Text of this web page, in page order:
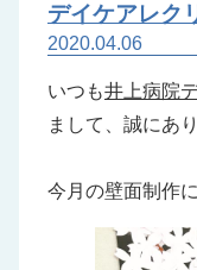
デイケアレク
2020.04.06
いつも井上病院
まして、誠にあ
今月の壁面制作